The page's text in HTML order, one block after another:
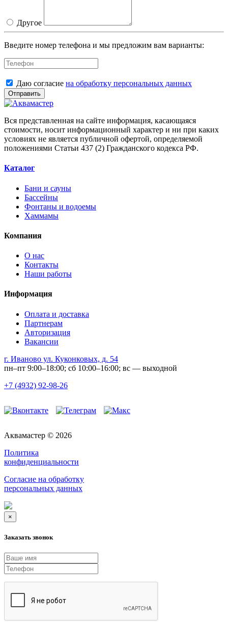
Другое
Введите номер телефона и мы предложим вам варианты:
Даю согласие на обработку персональных данных
Отправить
Вся представленная на сайте информация, касающаяся
стоимости, носит информационный характер и ни при каких
условиях не является публичной офертой, определяемой
положениями Статьи 437 (2) Гражданского кодекса РФ.
Каталог
Бани и сауны
Бассейны
Фонтаны и водоемы
Хаммамы
Компания
О нас
Контакты
Наши работы
Информация
Оплата и доставка
Партнерам
Авторизация
Вакансии
г. Иваново ул. Куконковых, д. 54
пн–пт 9:00–18:00; сб 10:00–16:00; вс — выходной
+7 (4932) 92-98-26
Аквамастер © 2026
Политика
конфиденциальности
Согласие на обработку
персональных данных
×
Заказать звонок